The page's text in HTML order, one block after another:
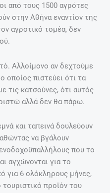
από τους 1500 αγρότες
στην Αθήνα εναντίον της
αγροτικό τομέα, δεν
Αλλοίμονο αν δεχτούμε
οποίος πιστεύει ότι τα
τις κατσούνες, ότι αυτός
αλλά δεν θα πάρω.
και ταπεινά δουλεύουν
να βγάλουν
που το
αγχώνονται για το
για 6 ολόκληρους μήνες,
προϊόν του